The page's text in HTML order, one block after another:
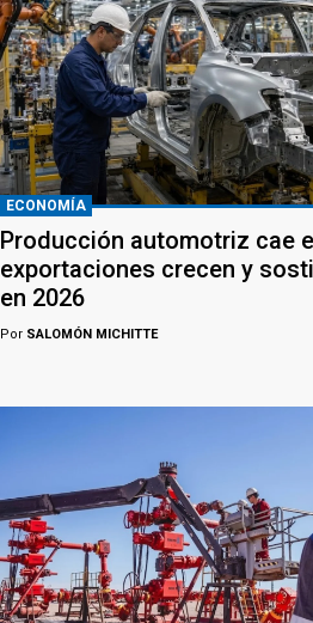
ECONOMÍA
Producción automotriz cae
exportaciones crecen y
en 2026
Por SALOMÓN MICHITTE